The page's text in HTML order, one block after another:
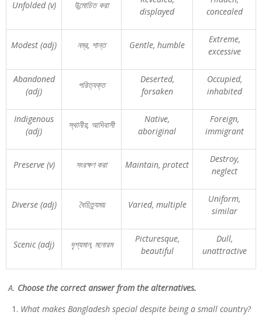
Unfolded (v) উন্মোচিত করা
displayed
concealed
Modest (adj) নম্র, শান্ত Gentle, humble
Extreme,
excessive
Abandoned
(adj)
পরিত্যক্ত
Deserted,
forsaken
Occupied,
inhabited
Indigenous
(adj)
স্থানীয়, আদিবাসী
Native,
aboriginal
Foreign,
immigrant
Preserve (v) সংরক্ষণ করা Maintain, protect
Destroy,
neglect
Diverse (adj) বৈচিত্র্যময় Varied, multiple
Uniform,
similar
Scenic (adj) দৃশ্যমান, মনোরম
Picturesque,
beautiful
Dull,
unattractive
A. Choose the correct answer from the alternatives.
What makes Bangladesh special despite being a small country?